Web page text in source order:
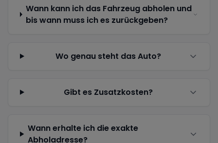
Wann kann ich das Fahrzeug abholen und
bis wann muss ich es zurückgeben?
Wo genau steht das Auto?
Gibt es Zusatzkosten?
Wann erhalte ich die exakte
Abholadresse?